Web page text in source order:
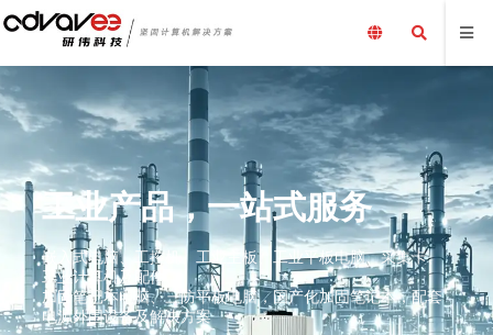
工业产品，一站式服务
嵌入式电脑、工控机、工业主板、工业平板电脑、采集卡、
工业计算机及配件、
加固笔记本电脑、三防平板电脑，国产化加固笔记本，配套
电源外围设备及解决方案